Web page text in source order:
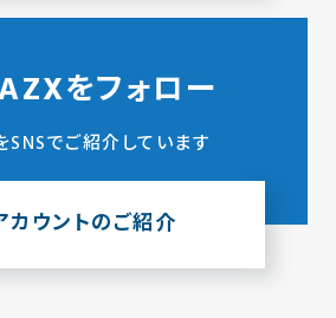
をフォロー
でご紹介しています
カウントのご紹介